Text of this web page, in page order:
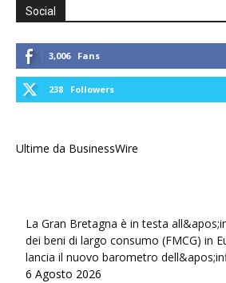
Social
3,006 Fans
238 Followers
Ultime da BusinessWire
La Gran Bretagna è in testa
dei beni di largo consumo (FMCG) in
lancia il nuovo barometro
6 Agosto 2026